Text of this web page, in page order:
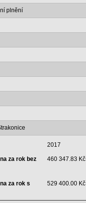
plnění
2017
za rok bez
460 347.83 Kč
za rok s
529 400.00 Kč